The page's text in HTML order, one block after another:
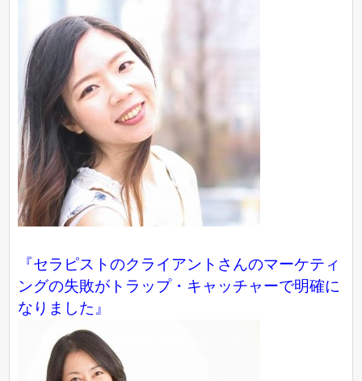
『セラピストのクライアントさんのマーケティ
ングの失敗がトラップ・キャッチャーで明確に
なりました』